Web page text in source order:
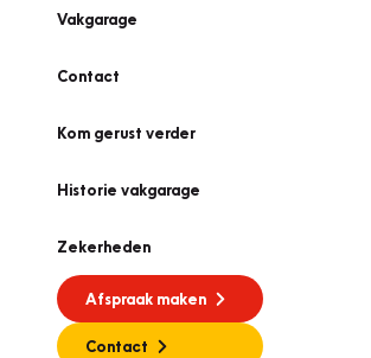
Vakgarage
Contact
Kom gerust verder
Historie vakgarage
Zekerheden
Afspraak maken
Contact